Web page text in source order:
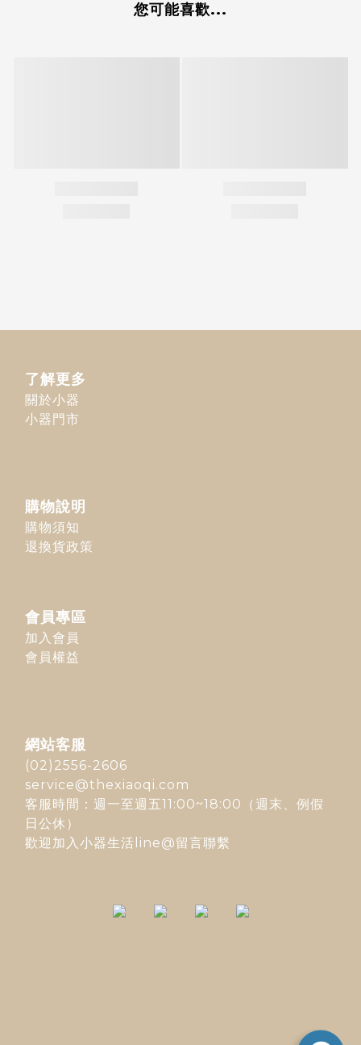
您可能喜歡...
了解更多
關於小器
小器門市
購物說明
購物須知
退換貨政策
會員專區
加入會員
會員權益
網站客服
(02)2556-2606
service@thexiaoqi.com
客服時間：週一至週五11:00~18:00（週末、例假
日公休）
歡迎加入 小器生活line@留言聯繫